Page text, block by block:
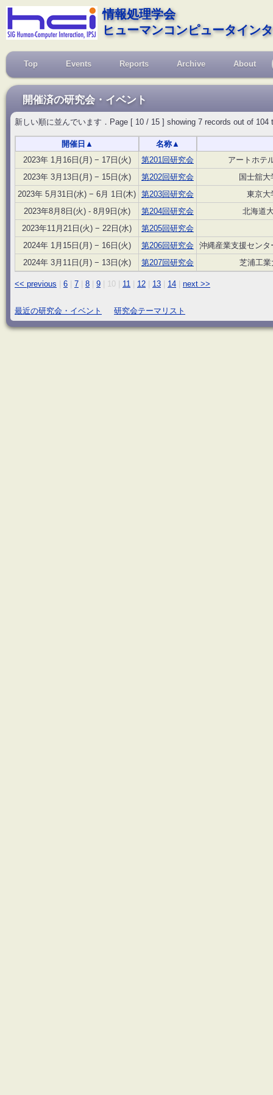
情報処理学会
ヒューマンコンピュータイン
Top Events Reports Archive About
開催済の研究会・イベント
新しい順に並んでいます．Page [ 10 / 15 ] showing 7 records out of
開催日 ▲ 名称 ▲
2023年 1月16日(月) − 17日(火)
第201回研究会
アートホテ
2023年 3月13日(月) − 15日(水)
第202回研究会
国士舘
2023年 5月31日(水) − 6月 1日(木) 第203回研究会
東京大
2023年8月8日(火) - 8月9日(水)
第204回研究会
北海道
2023年11月21日(火) − 22日(水)
第205回研究会
2024年 1月15日(月) − 16日(火)
第206回研究会
沖縄産業支援セン
2024年 3月11日(月) − 13日(水)
第207回研究会 芝浦工
<< previous 6 7 8 9 10 11 12 13 14 next >>
最近の研究会・イベント 研究会テーマリスト